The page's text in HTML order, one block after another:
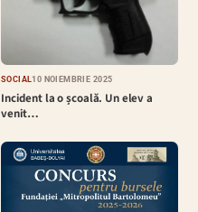
SOCIAL10 NOIEMBRIE 2025
Incident la o școală. Un elev a
venit…